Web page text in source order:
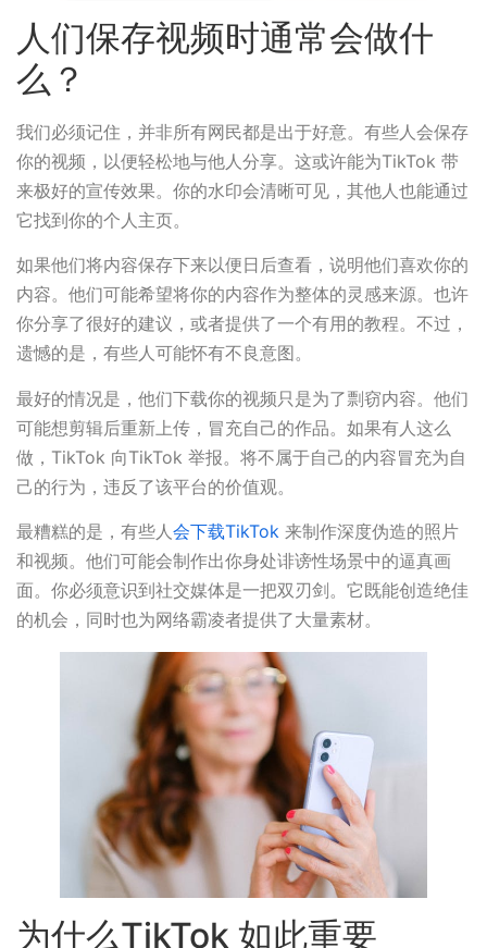
人们保存视频时通常会做什
么？
我们必须记住，并非所有网民都是出于好意。有些人会保存
你的视频，以便轻松地与他人分享。这或许能为TikTok 带
来极好的宣传效果。你的水印会清晰可见，其他人也能通过
它找到你的个人主页。
如果他们将内容保存下来以便日后查看，说明他们喜欢你的
内容。他们可能希望将你的内容作为整体的灵感来源。也许
你分享了很好的建议，或者提供了一个有用的教程。不过，
遗憾的是，有些人可能怀有不良意图。
最好的情况是，他们下载你的视频只是为了剽窃内容。他们
可能想剪辑后重新上传，冒充自己的作品。如果有人这么
做，TikTok 向TikTok 举报。将不属于自己的内容冒充为自
己的行为，违反了该平台的价值观。
最糟糕的是，有些人会下载TikTok 来制作深度伪造的照片
和视频。他们可能会制作出你身处诽谤性场景中的逼真画
面。你必须意识到社交媒体是一把双刃剑。它既能创造绝佳
的机会，同时也为网络霸凌者提供了大量素材。
为什么TikTok 如此重要